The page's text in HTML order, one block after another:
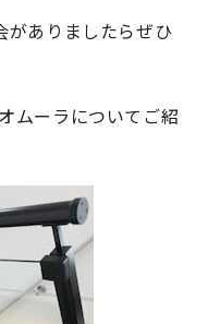
がありましたらぜひ
ムーラについてご紹